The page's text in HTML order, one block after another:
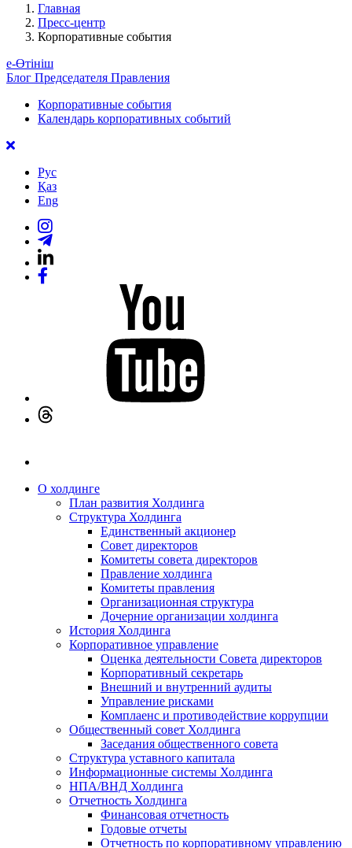
Главная
Пресс-центр
Корпоративные события
е-Өтініш
Блог Председателя Правления
Корпоративные события
Календарь корпоративных событий
Рус
Қаз
Eng
О холдинге
План развития Холдинга
Структура Холдинга
Единственный акционер
Совет директоров
Комитеты совета директоров
Правление холдинга
Комитеты правления
Организационная структура
Дочерние организации холдинга
История Холдинга
Корпоративное управление
Оценка деятельности Совета директоров
Корпоративный секретарь
Внешний и внутренний аудиты
Управление рисками
Комплаенс и противодействие коррупции
Общественный совет Холдинга
Заседания общественного совета
Структура уставного капитала
Информационные системы Холдинга
НПА/ВНД Холдинга
Отчетность Холдинга
Финансовая отчетность
Годовые отчеты
Отчетность по корпоративному управлению